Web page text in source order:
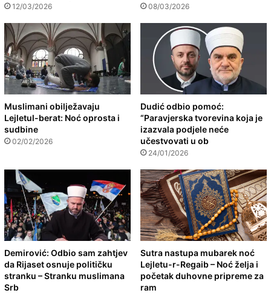
12/03/2026 08/03/2026
Muslimani obilježavaju
Lejletul-berat: Noć oprosta i
sudbine
02/02/2026
Dudić odbio pomoć:
“Paravjerska tvorevina koja je
izazvala podjele neće
učestvovati u ob
24/01/2026
Demirović: Odbio sam zahtjev
da Rijaset osnuje političku
stranku – Stranku muslimana
Srb
Sutra nastupa mubarek noć
Lejletu-r-Regaib – Noć želja i
početak duhovne pripreme za
ram